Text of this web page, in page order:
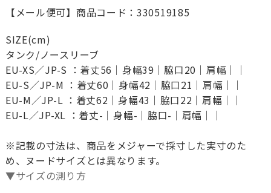
【メール便可】商品コード：330519185
SIZE(cm)
タンク/ノースリーブ
EU-XS／JP-S ：着丈56｜身幅39｜脇口20｜肩幅｜｜
EU-S／JP-M ：着丈60｜身幅42｜脇口21｜肩幅｜｜
EU-M／JP-L ：着丈62｜身幅43｜脇口22｜肩幅｜｜
EU-L／JP-XL ：着丈-｜身幅-｜脇口-｜肩幅｜｜
※記載の寸法は、商品をメジャーで採寸した実寸のた
め、ヌードサイズとは異なります。
▼サイズの測り方